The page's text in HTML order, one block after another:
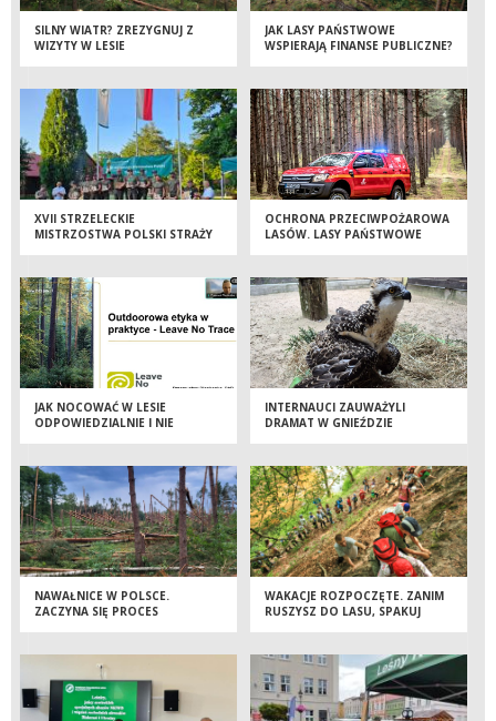
SILNY WIATR? ZREZYGNUJ Z
WIZYTY W LESIE
JAK LASY PAŃSTWOWE
WSPIERAJĄ FINANSE PUBLICZNE?
XVII STRZELECKIE
MISTRZOSTWA POLSKI STRAŻY
RYWALIZACJI
OCHRONA PRZECIWPOŻAROWA
LASÓW. LASY PAŃSTWOWE
GAŚNICZE
JAK NOCOWAĆ W LESIE
ODPOWIEDZIALNIE I NIE
INTERNAUCI ZAUWAŻYLI
DRAMAT W GNIEŹDZIE
URATOWAŁA MŁODEGO PTAKA
NAWAŁNICE W POLSCE.
ZACZYNA SIĘ PROCES
WAKACJE ROZPOCZĘTE. ZANIM
RUSZYSZ DO LASU, SPAKUJ